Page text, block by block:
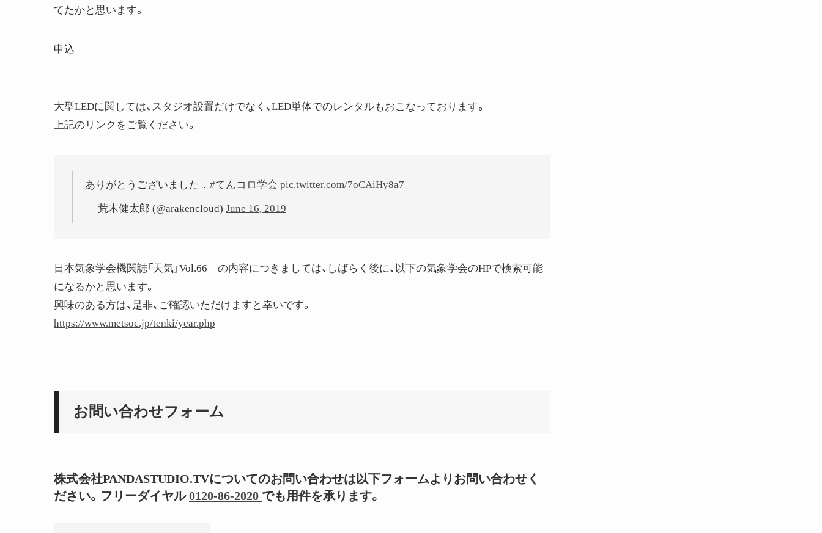
てたかと思います。
申込
大型LEDに関しては、スタジオ設置だけでなく、LED単体でのレンタルもおこなっております。
上記のリンクをご覧ください。
ありがとうございました． #てんコロ学会 pic.twitter.com/7oCAiHy8a7
— 荒木健太郎 (@arakencloud) June 16, 2019
日本気象学会機関誌「天気」Vol.66 の内容につきましては、しばらく後に、以下の気象学会のHPで検索可能
になるかと思います。
興味のある方は、是非、ご確認いただけますと幸いです。
https://www.metsoc.jp/tenki/year.php
お問い合わせフォーム
株式会社PANDASTUDIO.TVについてのお問い合わせは以下フォームよりお問い合わせく
ださい。フリーダイヤル0120-86-2020 でも用件を承ります。